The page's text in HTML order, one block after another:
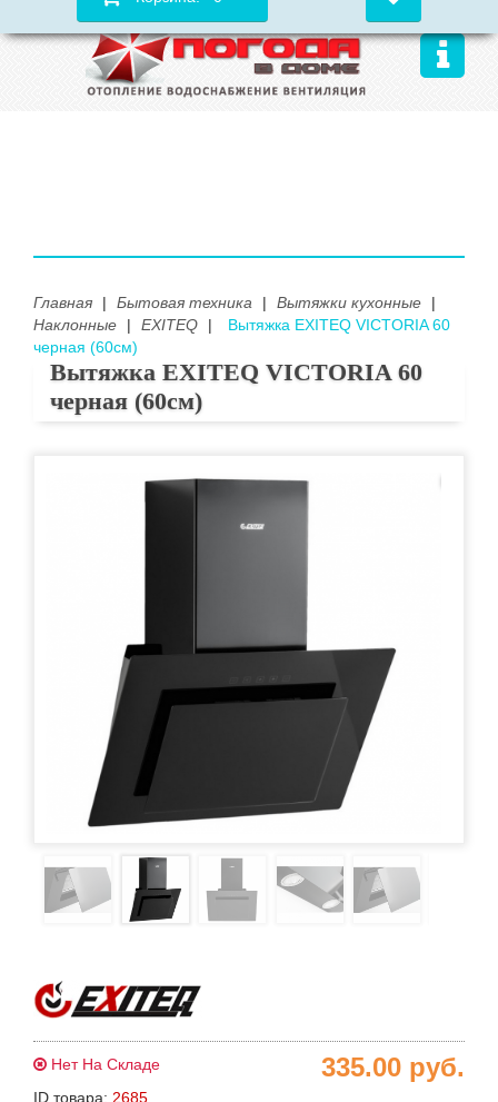
Главная | Бытовая техника | Вытяжки кухонные
|
Наклонные
| EXITEQ |
Вытяжка EXITEQ VICTORIA 60
черная (60см)
Вытяжка EXITEQ VICTORIA 60
черная (60см)
Нет На Складе
ID товара: 2685
335.00 руб.